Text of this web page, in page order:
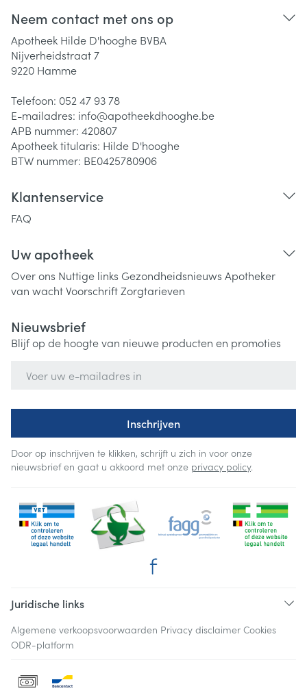
Neem contact met ons op
Apotheek Hilde D'hooghe BVBA
Nijverheidstraat 7
9220 Hamme
Telefoon: 052 47 93 78
E-mailadres: info@apotheekdhooghe.be
APB nummer: 420807
Apotheek titularis: Hilde D'hooghe
BTW nummer: BE0425780906
Klantenservice
FAQ
Uw apotheek
Over ons Nuttige links Gezondheidsnieuws Apotheker
van wachtVoorschriftZorgtarieven
Nieuwsbrief
Blijf op de hoogte van nieuwe producten en promoties
Inschrijven
Door op inschrijven te klikken, schrijft u zich in voor onze
nieuwsbrief en gaat u akkoord met onze privacy policy.
Juridische links
Algemene verkoopsvoorwaarden Privacy disclaimer Cookies
ODR-platform